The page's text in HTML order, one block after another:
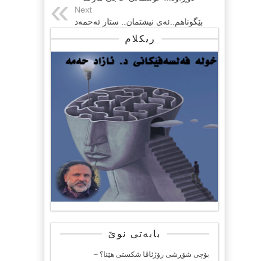
Next
بێگوناهم..ئه‌ی نیشتمان.. ستار ئەحمەد
ریکلام
بابەتی نوێ
بۆچی شۆڕشی رۆژئاڤا شکستی هێنا؟ –